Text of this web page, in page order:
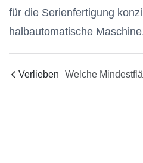
für die Serienfertigung
halbautomatische
Verlieben